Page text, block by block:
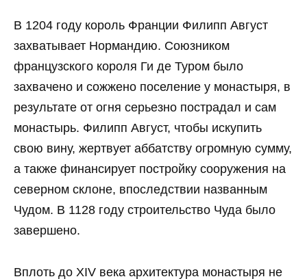
В 1204 году король Франции Филипп Август
захватывает Нормандию. Союзником
французского короля Ги де Туром было
захвачено и сожжено поселение у монастыря, в
результате от огня серьезно пострадал и сам
монастырь. Филипп Август, чтобы искупить
свою вину, жертвует аббатству огромную сумму,
а также финансирует постройку сооружения на
северном склоне, впоследствии названным
Чудом. В 1128 году строительство Чуда было
завершено.
Вплоть до XIV века архитектура монастыря не